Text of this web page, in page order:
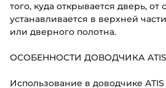
того, куда открывается дверь, от
устанавливается в верхней
или дверного полотна.
ОСОБЕННОСТИ ДОВОДЧИКА ATIS
Использование в доводчике ATIS